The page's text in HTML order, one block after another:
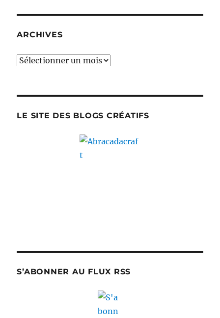
ARCHIVES
Archives
LE SITE DES BLOGS CRÉATIFS
S’ABONNER AU FLUX RSS